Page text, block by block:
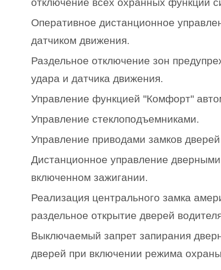
Оперативное дистанционное
датчиком движения.
Раздельное отключение зон
удара и датчика движения.
Управление функцией "Комфорт"
Управление стеклоподъемниками.
Управление приводами замков
Дистанционное управление
включенном зажигании.
Реализация центрального замка
раздельное открытие дверей
Выключаемый запрет запирания
дверей при включении режима